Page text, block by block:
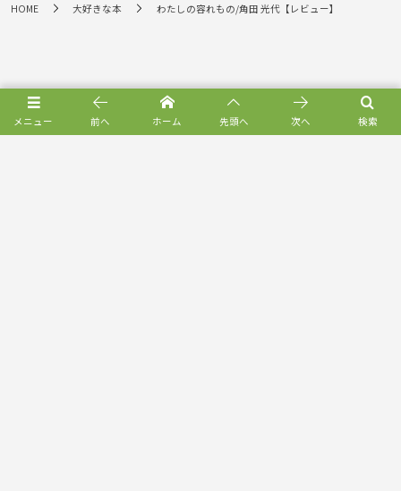
HOME 大好きな本 わたしの容れもの/角田 光代【レビュー】
メニュー 検索
前へ ホーム 先頭へ 次へ